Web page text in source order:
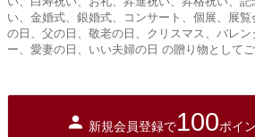
い、金婚式、銀婚式、コンサート、個展、展
の日、父の日、敬老の日、クリスマス、バレ
ー、愛妻の日、いい夫婦の日 の贈り物として
新規会員登録で100ポイ